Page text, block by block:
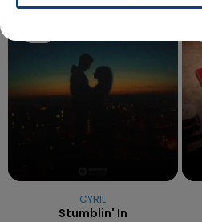
CYRIL
Stumblin' In